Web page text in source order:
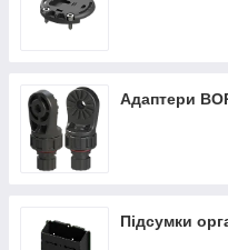
Адаптери
Підсумки